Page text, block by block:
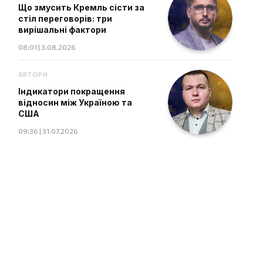
Що змусить Кремль сісти за
стіл переговорів: три
вирішальні фактори
08:01 | 3.08.2026
АВТОРИ
Індикатори покращення
відносин між Україною та
США
09:36 | 31.07.2026